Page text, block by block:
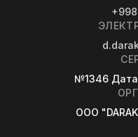
№1346
OOO